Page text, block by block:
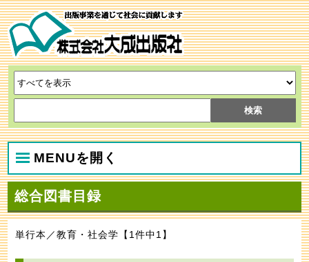
MENUを開く
総合図書目録
単行本／教育・社会学【1件中1】